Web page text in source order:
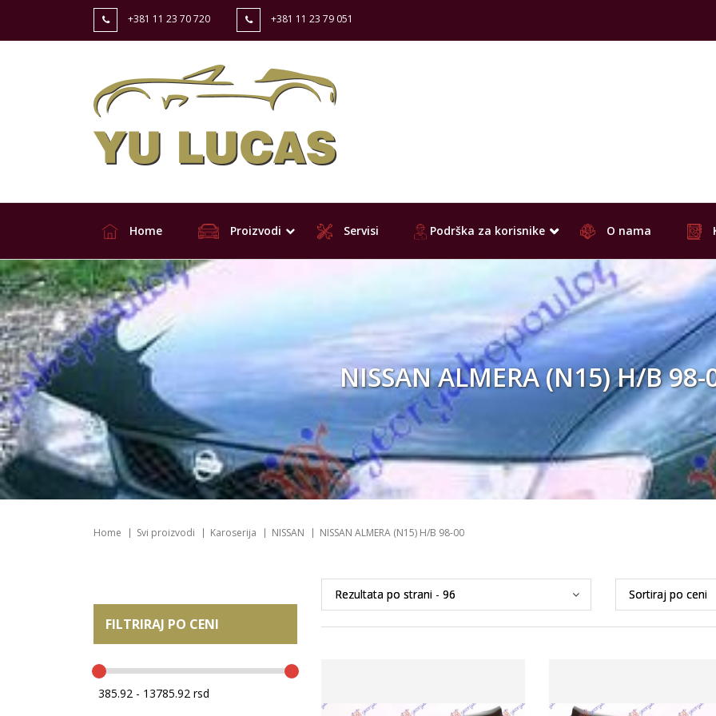
+381 11 23 70 720 +381 11 23 79 051
Home Proizvodi Servisi Podrška za korisnike O nama
NISSAN ALMERA (N15) H/B 98-
Home Svi proizvodi Karoserija NISSAN NISSAN ALMERA (N15) H/B 98-00
FILTRIRAJ PO CENI